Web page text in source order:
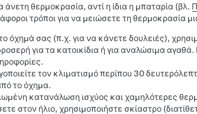
άνετη θερμοκρασία, αντί η ίδια η μπαταρία (βλ.
τρόποι για να μειώσετε τη θερμοκρασία
όχημά σας (π.χ. για να κάνετε δουλειές),
για τα κατοικίδια ή για αναλώσιμα αγαθά.
τον κλιματισμό περίπου 30
το όχημα.
κατανάλωση ισχύος και χαμηλότερες
στον ήλιο, χρησιμοποιήστε σκίαστρο